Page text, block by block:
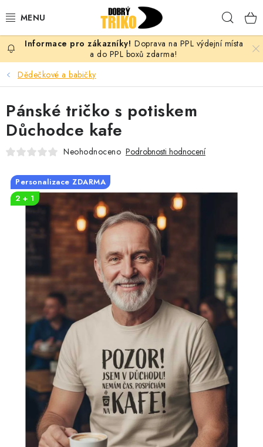
na
PRO ŽENY
PRO MUŽE
PRO DĚTI
PRO PÁRY
VLASTNÍ MOTIV
OKAMŽITĚ K ODBĚRU
B2B
MÁM SRDCE POMÁHÁM
VÁNOCE
PROVIZNÍ SYSTÉM
Doprava na PPL výdejní místa
a do PPL boxů zdarma!
Dědečkové a babičky
Pánské tričko s potiskem
Důchodce kafe
Neohodnoceno Podrobnosti hodnocení
Personalizace ZDARMA
2 + 1